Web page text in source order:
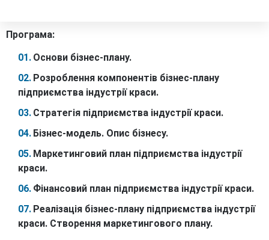
Програма:
Основи бізнес-плану.
Розроблення компонентів бізнес-плану
підприємства індустрії краси.
Стратегія підприємства індустрії краси.
Бізнес-модель. Опис бізнесу.
Маркетинговий план підприємства індустрії
краси.
Фінансовий план підприємства індустрії краси.
Реалізація бізнес-плану підприємства індустрії
краси. Створення маркетингового плану.